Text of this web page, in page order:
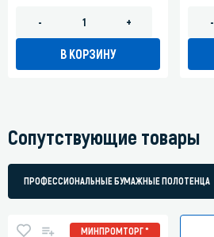
- +
В КОРЗИНУ
-
Сопутствующие товары
ПРОФЕССИОНАЛЬНЫЕ БУМАЖНЫЕ ПОЛОТЕНЦА
МИНПРОМТОРГ *